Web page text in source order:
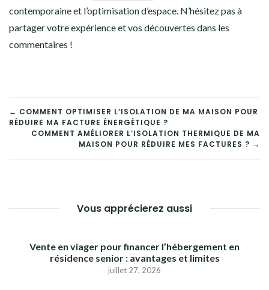
contemporaine et l’optimisation d’espace. N’hésitez pas à
partager votre expérience et vos découvertes dans les
commentaires !
NAVIGATION
DE
L’ARTICLE
← COMMENT OPTIMISER L’ISOLATION DE MA MAISON POUR
RÉDUIRE MA FACTURE ÉNERGÉTIQUE ?
COMMENT AMÉLIORER L’ISOLATION THERMIQUE DE MA
MAISON POUR RÉDUIRE MES FACTURES ? →
Vous apprécierez aussi
Vente en viager pour financer l’hébergement en
résidence senior : avantages et limites
juillet 27, 2026